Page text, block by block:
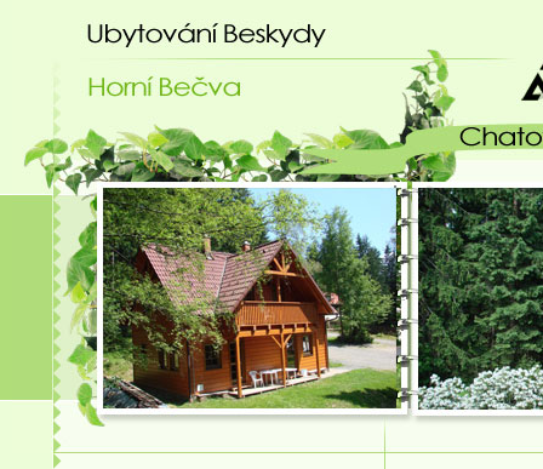
Ubytování Beskydy - chatový